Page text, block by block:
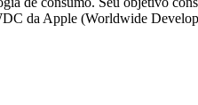
da Apple (Worldwide